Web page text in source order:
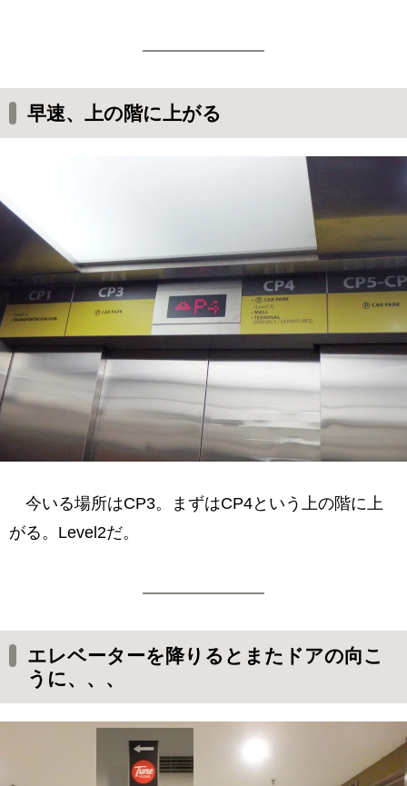
早速、上の階に上がる
今いる場所はCP3。まずはCP4という上の階に上
がる。Level2だ。
エレベーターを降りるとまたドアの向こ
うに、、、